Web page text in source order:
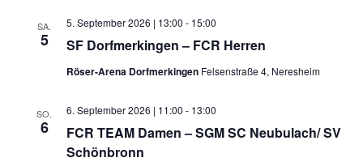
SA.
5 SF Dorfmerkingen – FCR Herren
5. September 2026 | 13:00 - 15:00
Röser-Arena Dorfmerkingen Felsenstraße 4, Neresheim
SO.
6
FCR TEAM Damen – SGM SC Neubulach/ SV
Schönbronn
6. September 2026 | 11:00 - 13:00